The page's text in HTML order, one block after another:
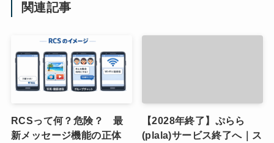
関連記事
RCSって何？危険？ 最
新メッセージ機能の正体
【2028年終了】ぷらら
(plala)サービス終了へ｜ス